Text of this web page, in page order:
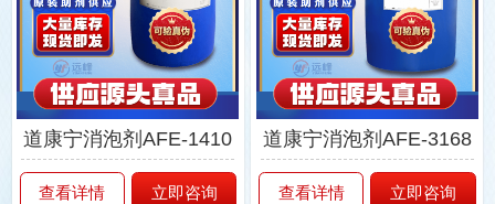
道康宁消泡剂AFE-1410
查看详情 立即咨询
道康宁消泡剂AFE-3168
查看详情 立即咨询